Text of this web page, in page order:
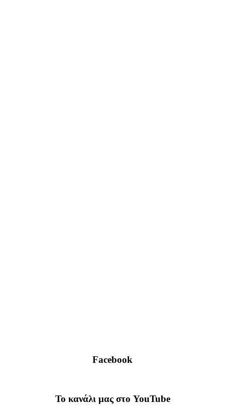
Facebook
To κανάλι μας στο YouTube